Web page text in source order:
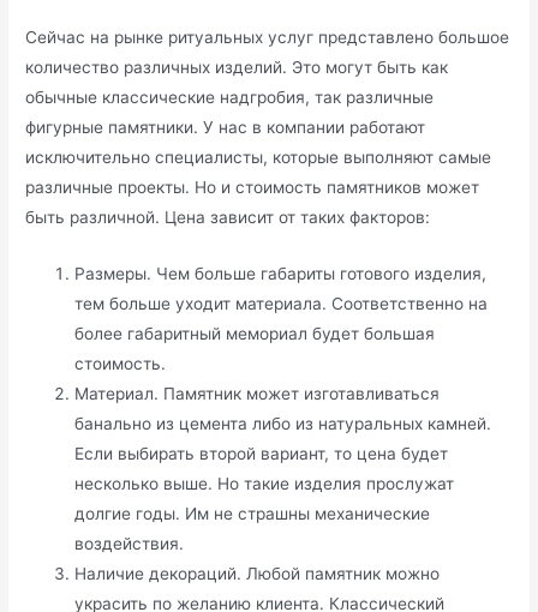
Сейчас на рынке ритуальных услуг представлено большое
количество различных изделий. Это могут быть как
обычные классические надгробия, так различные
фигурные памятники. У нас в компании работают
исключительно специалисты, которые выполняют самые
различные проекты. Но и стоимость памятников может
быть различной. Цена зависит от таких факторов:
Размеры. Чем больше габариты готового изделия,
тем больше уходит материала. Соответственно на
более габаритный мемориал будет большая
стоимость.
Материал. Памятник может изготавливаться
банально из цемента либо из натуральных камней.
Если выбирать второй вариант, то цена будет
несколько выше. Но такие изделия прослужат
долгие годы. Им не страшны механические
воздействия.
Наличие декораций. Любой памятник можно
украсить по желанию клиента. Классический